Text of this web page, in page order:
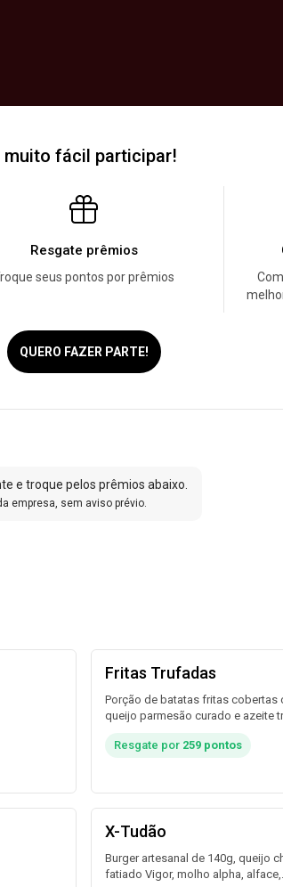
muito fácil participar!
Resgate prêmios
seus pontos por prêmios
QUERO FAZER PARTE!
e troque pelos prêmios abaixo.
empresa, sem aviso prévio.
Fritas Trufadas
Porção de batatas fritas cobertas
queijo parmesão curado e azeite
Resgate por 259 pontos
X-Tudão
Burger artesanal de 140g, queijo
fatiado Vigor, molho alpha, alface,